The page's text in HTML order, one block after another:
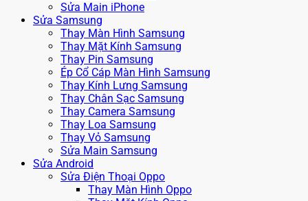
Sửa Main iPhone
Sửa Samsung
Thay Màn Hình Samsung
Thay Mặt Kính Samsung
Thay Pin Samsung
Ép Cổ Cáp Màn Hình Samsung
Thay Kính Lưng Samsung
Thay Chân Sạc Samsung
Thay Camera Samsung
Thay Loa Samsung
Thay Vỏ Samsung
Sửa Main Samsung
Sửa Android
Sửa Điện Thoại Oppo
Thay Màn Hình Oppo